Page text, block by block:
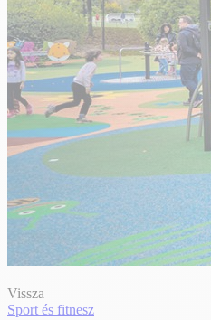
Vissza
Sport és fitnesz